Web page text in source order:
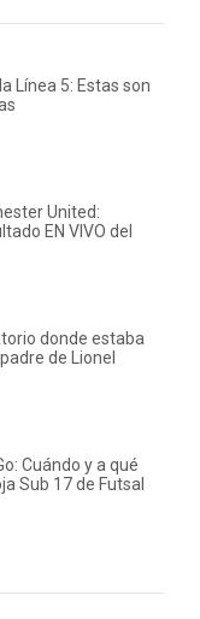
Línea 5: Estas son
United:
EN VIVO del
donde estaba
de Lionel
Cuándo y a qué
Sub 17 de Futsal